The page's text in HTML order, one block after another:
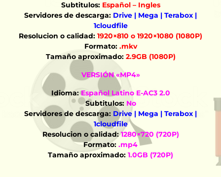
Subtitulos: Español – Ingles
Servidores de descarga: Drive | Mega | Terabox |
1cloudfile
Resolucion o calidad: 1920×810 o 1920×1080 (1080P)
Formato: .mkv
Tamaño aproximado: 2.9GB (1080P)
VERSIÓN «MP4»
Idioma: Español Latino E-AC3 2.0
Subtitulos: No
Servidores de descarga: Drive | Mega | Terabox |
1cloudfile
Resolucion o calidad: 1280×720 (720P)
Formato: .mp4
Tamaño aproximado: 1.0GB (720P)